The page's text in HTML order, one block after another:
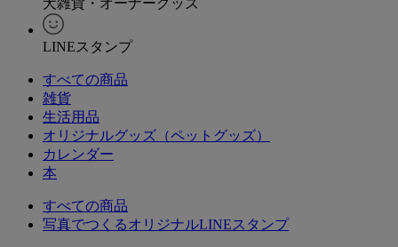
LINEスタンプ
すべての商品
雑貨
生活用品
オリジナルグッズ（ペットグッズ）
カレンダー
本
すべての商品
写真でつくるオリジナルLINEスタンプ